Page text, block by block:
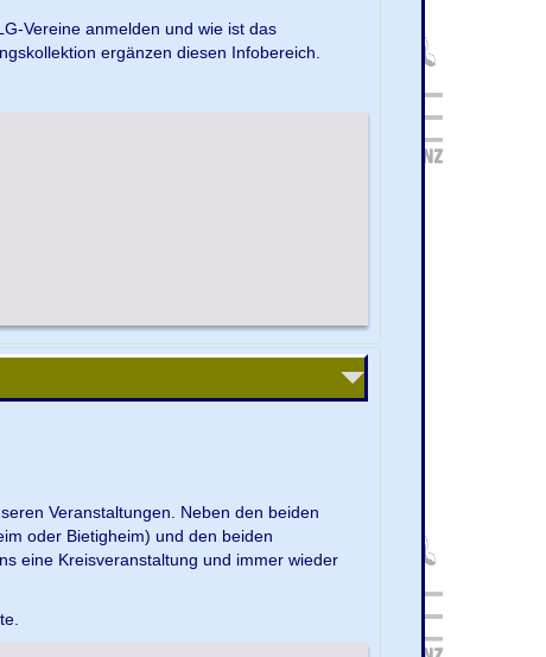
Vereine anmelden und wie ist das
ergänzen diesen Infobereich.
Veranstaltungen. Neben den beiden
oder Bietigheim) und den beiden
eine Kreisveranstaltung und immer wieder